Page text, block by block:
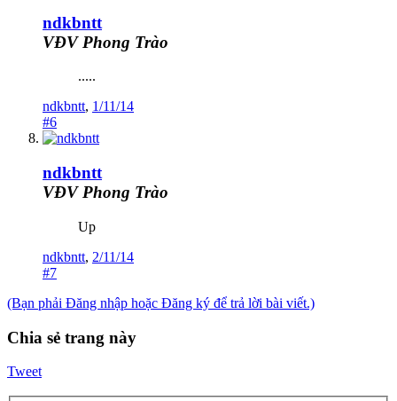
ndkbntt
VĐV Phong Trào
.....
ndkbntt, 1/11/14
#6
ndkbntt
VĐV Phong Trào
Up
ndkbntt, 2/11/14
#7
(Bạn phải Đăng nhập hoặc Đăng ký để trả lời bài viết.)
Chia sẻ trang này
Tweet